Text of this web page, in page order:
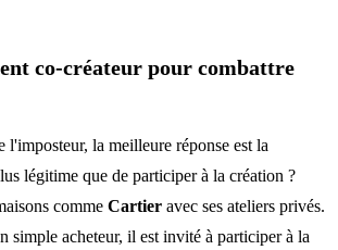
co-créateur pour combattre
l'imposteur, la meilleure réponse est la
légitime que de participer à la création ?
comme Cartier avec ses ateliers privés.
simple acheteur, il est invité à participer à la